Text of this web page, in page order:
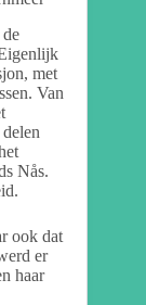
met
Van
Nås.
ook dat
er
haar